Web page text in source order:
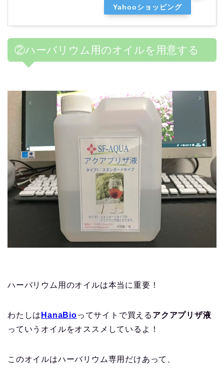
Yahooショッピング
②ハーバリウム用のオイルを用意する
ハーバリウム用のオイルは本当に重要！
わたしは HanaBioってサイトで買える アクアプリザ液
っていうオイルをオススメしているよ！
このオイルはハーバリウム専用だけあって、